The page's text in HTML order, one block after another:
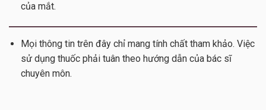
của mắt.
Mọi thông tin trên đây chỉ mang tính chất tham khảo. Việc
sử dụng thuốc phải tuân theo hướng dẫn của bác sĩ
chuyên môn.